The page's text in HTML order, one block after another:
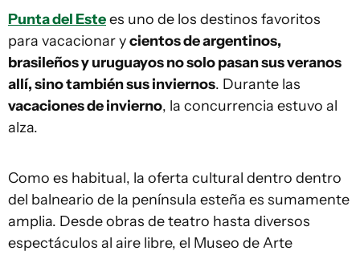
Punta del Estees uno de los destinos favoritos
para vacacionar ycientos de argentinos,
brasileños y uruguayos no solo pasan sus veranos
allí, sino también sus inviernos. Durante las
vacaciones de invierno, la concurrencia estuvo al
alza.
Como es habitual, la oferta cultural dentro dentro
del balneario de la península esteña es sumamente
amplia. Desde obras de teatro hasta diversos
espectáculos al aire libre, el Museo de Arte